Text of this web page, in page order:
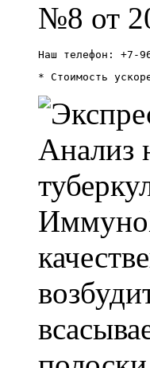
№8 от
Наш телефон: +7-
* Стоимость